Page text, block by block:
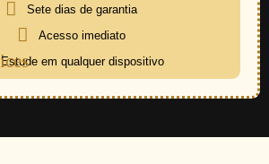
Sete dias de garantia
Acesso imediato
Estude em qualquer dispositivo